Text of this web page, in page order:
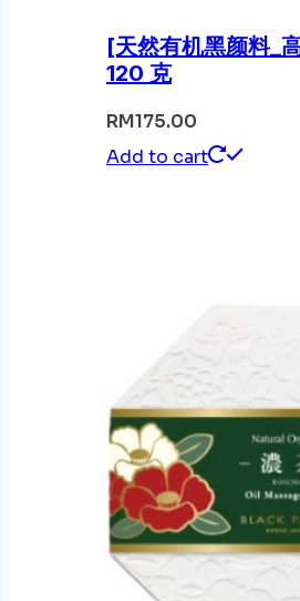
[天然有机黑颜料_
120 克
RM175.00
Add to cart